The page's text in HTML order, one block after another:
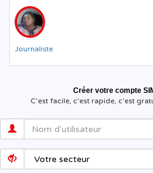
Journaliste
Créer votre compte
C'est facile, c'est rapide, c'est